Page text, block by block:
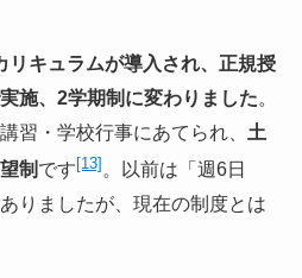
リキュラムが導入され、正規授
施、2学期制に変わりました。
習・学校行事にあてられ、 土
制 です [13] 。以前は「週6日
りましたが、現在の制度とは